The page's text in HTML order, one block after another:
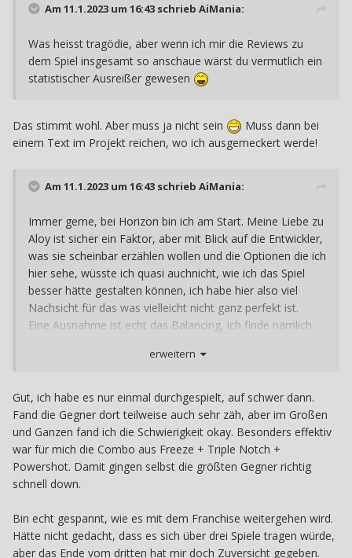
Am 11.1.2023 um 16:43 schrieb AiMania:
Was heisst tragödie, aber wenn ich mir die Reviews zu
dem Spiel insgesamt so anschaue wärst du vermutlich ein
statistischer Ausreißer gewesen
Das stimmt wohl. Aber muss ja nicht sein
Muss dann bei
einem Text im Projekt reichen, wo ich ausgemeckert werde!
Am 11.1.2023 um 16:43 schrieb AiMania:
Immer gerne, bei Horizon bin ich am Start. Meine Liebe zu
Aloy ist sicher ein Faktor, aber mit Blick auf die Entwickler,
was sie scheinbar erzählen wollen und die Optionen die ich
hier sehe, wüsste ich quasi auchnicht, wie ich das Spiel
besser hätte gestalten können, ich habe hier also viel
Nachsicht für das was vielleicht nicht ganz perfekt ist.
Eine Ausnahme ist echt das Balancing, ich finde nämlich
schwächelt, weil die Elemente nicht den massiven Impact
Schaden absorbieren wie Schwämme ^^" Nachdem ich 2
mal durch UH durch bin wurde es zwar leichter durch
meinen Skill was an sich toll ist und für das Spiel spricht,
aber Eindruck festigte sich, statt sich zu lösen.
Trotzdem tolles game für mich und ich werde sehr gern
lesen was du dazu zu sagen hast
anderen Ableger, also VR und das Horizon MMO nicht so
sehr, aber wer weiß.
erweitern
Gut, ich habe es nur einmal durchgespielt, auf schwer dann.
Fand die Gegner dort teilweise auch sehr zäh, aber im Großen
und Ganzen fand ich die Schwierigkeit okay. Besonders effektiv
war für mich die Combo aus Freeze + Triple Notch +
Powershot. Damit gingen selbst die größten Gegner richtig
schnell down.
Bin echt gespannt, wie es mit dem Franchise weitergehen wird.
Hätte nicht gedacht, dass es sich über drei Spiele tragen würde,
aber das Ende vom dritten hat mir doch Zuversicht gegeben.